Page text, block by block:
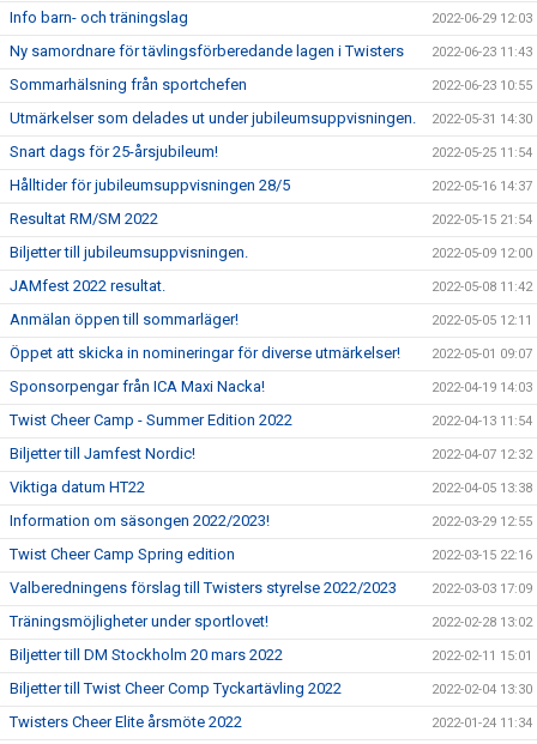
Info barn- och träningslag 2022-06-29 12:03
Ny samordnare för tävlingsförberedande lagen i Twisters 2022-06-23 11:43
Sommarhälsning från sportchefen 2022-06-23 10:55
Utmärkelser som delades ut under jubileumsuppvisningen. 2022-05-31 14:30
Snart dags för 25-årsjubileum! 2022-05-25 11:54
Hålltider för jubileumsuppvisningen 28/5 2022-05-16 14:37
Resultat RM/SM 2022 2022-05-15 21:54
Biljetter till jubileumsuppvisningen. 2022-05-09 12:00
JAMfest 2022 resultat. 2022-05-08 11:42
Anmälan öppen till sommarläger! 2022-05-05 12:11
Öppet att skicka in nomineringar för diverse utmärkelser! 2022-05-01 09:07
Sponsorpengar från ICA Maxi Nacka! 2022-04-19 14:03
Twist Cheer Camp - Summer Edition 2022 2022-04-13 11:54
Biljetter till Jamfest Nordic! 2022-04-07 12:32
Viktiga datum HT22 2022-04-05 13:38
Information om säsongen 2022/2023! 2022-03-29 12:55
Twist Cheer Camp Spring edition 2022-03-15 22:16
Valberedningens förslag till Twisters styrelse 2022/2023 2022-03-03 17:09
Träningsmöjligheter under sportlovet! 2022-02-28 13:02
Biljetter till DM Stockholm 20 mars 2022 2022-02-11 15:01
Biljetter till Twist Cheer Comp Tyckartävling 2022 2022-02-04 13:30
Twisters Cheer Elite årsmöte 2022 2022-01-24 11:34